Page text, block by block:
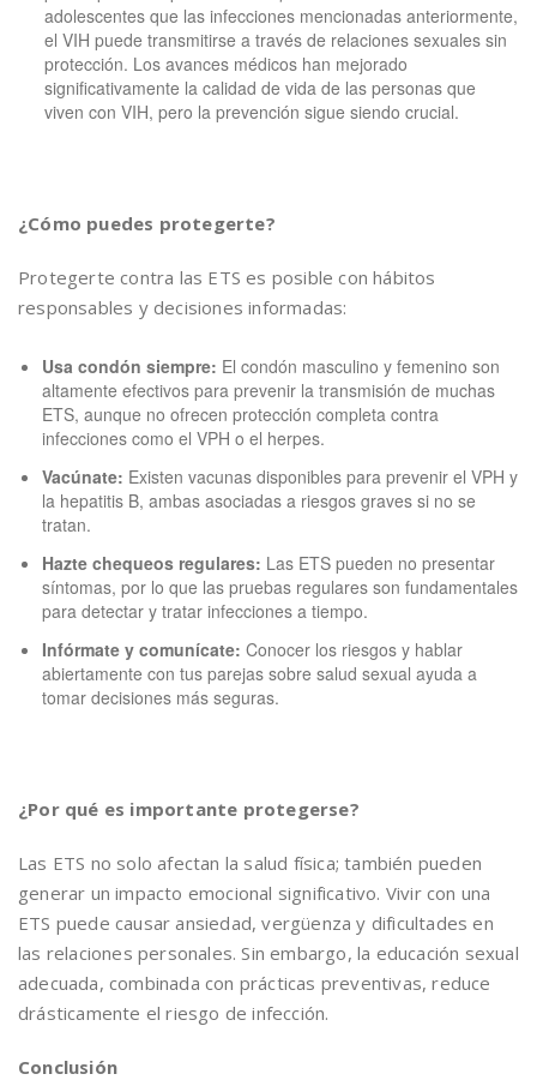
adolescentes que las infecciones mencionadas anteriormente,
el VIH puede transmitirse a través de relaciones sexuales sin
protección. Los avances médicos han mejorado
significativamente la calidad de vida de las personas que
viven con VIH, pero la prevención sigue siendo crucial.
¿Cómo puedes protegerte?
Protegerte contra las ETS es posible con hábitos
responsables y decisiones informadas:
Usa condón siempre: El condón masculino y femenino son
altamente efectivos para prevenir la transmisión de muchas
ETS, aunque no ofrecen protección completa contra
infecciones como el VPH o el herpes.
Vacúnate: Existen vacunas disponibles para prevenir el VPH y
la hepatitis B, ambas asociadas a riesgos graves si no se
tratan.
Hazte chequeos regulares: Las ETS pueden no presentar
síntomas, por lo que las pruebas regulares son fundamentales
para detectar y tratar infecciones a tiempo.
Infórmate y comunícate: Conocer los riesgos y hablar
abiertamente con tus parejas sobre salud sexual ayuda a
tomar decisiones más seguras.
¿Por qué es importante protegerse?
Las ETS no solo afectan la salud física; también pueden
generar un impacto emocional significativo. Vivir con una
ETS puede causar ansiedad, vergüenza y dificultades en
las relaciones personales. Sin embargo, la educación sexual
adecuada, combinada con prácticas preventivas, reduce
drásticamente el riesgo de infección.
Conclusión